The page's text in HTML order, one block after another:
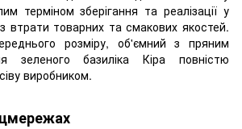
терміном зберігання та реалізації у
втрати товарних та смакових якостей.
розміру, об'ємний з пряним
зеленого базиліка Кіра повністю
виробником.